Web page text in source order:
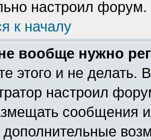
настроил форум.
к началу
вообще нужно
этого и не делать.
настроил
сообщения